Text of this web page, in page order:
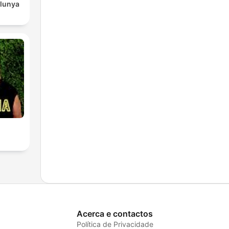
Acerca e contactos
Política de Privacidade